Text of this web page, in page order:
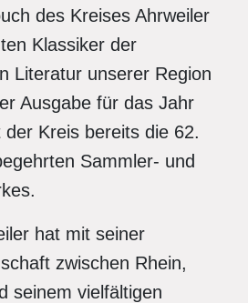
des Kreises Ahrweiler
Klassiker der
Literatur unserer Region
Ausgabe für das Jahr
Kreis bereits die 62.
Sammler- und
hat mit seiner
zwischen Rhein,
seinem vielfältigen